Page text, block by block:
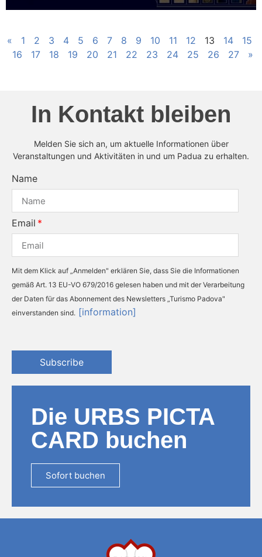
« 1 2 3 4 5 6 7 8 9 10 11 12 13 14
15
16
17 18 19 20 21 22 23 24 25 26 27 »
In Kontakt bleiben
Melden Sie sich an, um aktuelle Informationen über
Veranstaltungen und Aktivitäten in und um Padua zu erhalten.
Name
Email
Mit dem Klick auf „Anmelden" erklären Sie, dass Sie die Informationen
gemäß Art. 13 EU-VO 679/2016 gelesen haben und mit der Verarbeitung
der Daten für das Abonnement des Newsletters „Turismo Padova"
einverstanden sind. [information]
Subscribe
Die URBS PICTA
CARD buchen
Sofort buchen